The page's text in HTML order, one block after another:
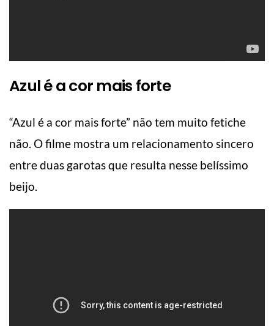
Azul é a cor mais forte
“Azul é a cor mais forte” não tem muito fetiche
não. O filme mostra um relacionamento sincero
entre duas garotas que resulta nesse belíssimo
beijo.